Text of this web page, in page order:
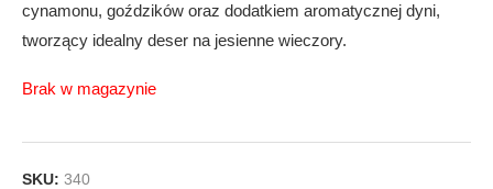
cynamonu, goździków oraz dodatkiem aromatycznej dyni,
tworzący idealny deser na jesienne wieczory.
Brak w magazynie
SKU: 340